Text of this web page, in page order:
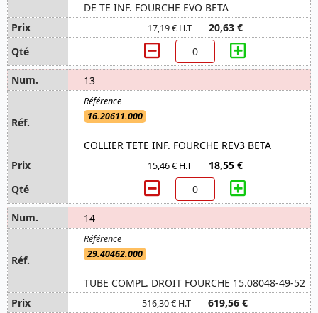
DE TE INF. FOURCHE EVO BETA
17,19 € H.T 20,63 €
13
16.20611.000
COLLIER TETE INF. FOURCHE REV3 BETA
15,46 € H.T 18,55 €
14
29.40462.000
TUBE COMPL. DROIT FOURCHE 15.08048-49-52
516,30 € H.T 619,56 €